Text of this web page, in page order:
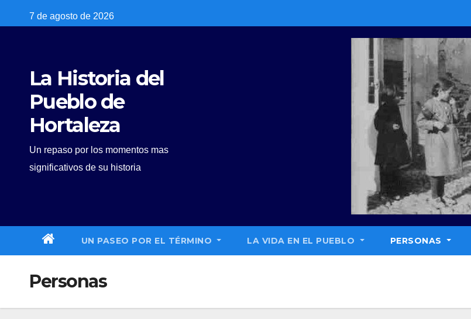
to
7 de agosto de 2026
La Historia del
Pueblo de
Hortaleza
Un repaso por los momentos mas
significativos de su historia
UN PASEO POR EL TÉRMINO LA VIDA EN EL PUEBLO PERSONAS
Personas